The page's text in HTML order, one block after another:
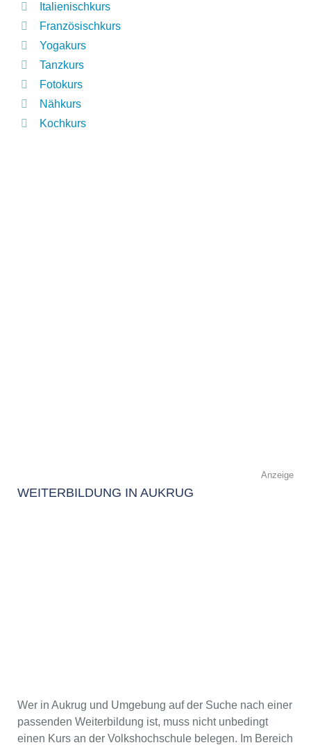
Italienischkurs
Französischkurs
Yogakurs
Tanzkurs
Fotokurs
Nähkurs
Kochkurs
Anzeige
WEITERBILDUNG IN AUKRUG
Wer in Aukrug und Umgebung auf der Suche nach einer
passenden Weiterbildung ist, muss nicht unbedingt
einen Kurs an der Volkshochschule belegen. Im Bereich